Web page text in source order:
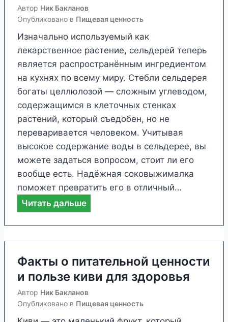
ь
я
з
в
ь
я
щ
в
о
й
ц
е
н
н
о
с
т
и
и
п
з
е
е
Автор Ник Бакланов
Опубликовано в Пищевая ценность
Изначально используемый как
лекарственное растение, сельдерей теперь
является распространённым ингредиентом
на кухнях по всему миру. Стебли сельдерея
богаты целлюлозой — сложным углеводом,
содержащимся в клеточных стенках
растений, который съедобен, но не
переваривается человеком. Учитывая
высокое содержание воды в сельдерее, вы
можете задаться вопросом, стоит ли его
вообще есть. Надёжная соковыжималка
поможет превратить его в отличный…
Читать дальшеФ
т
ы
Факты о питательной ценности
и пользе киви для здоровья
Автор Ник Бакланов
Опубликовано в Пищевая ценность